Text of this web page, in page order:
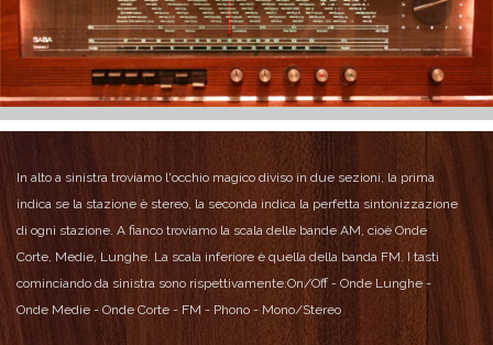
In alto a sinistra troviamo l'occhio magico diviso in due sezioni, la prima
indica se la stazione è stereo, la seconda indica la perfetta sintonizzazione
di ogni stazione. A fianco troviamo la scala delle bande AM, cioè Onde
Corte, Medie, Lunghe. La scala inferiore è quella della banda FM. I tasti
cominciando da sinistra sono rispettivamente:On/Off - Onde Lunghe -
Onde Medie - Onde Corte - FM - Phono - Mono/Stereo